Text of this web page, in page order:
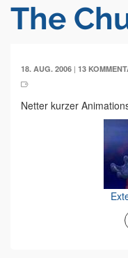
The
18. AUG. 2006 | 13
Netter kurzer